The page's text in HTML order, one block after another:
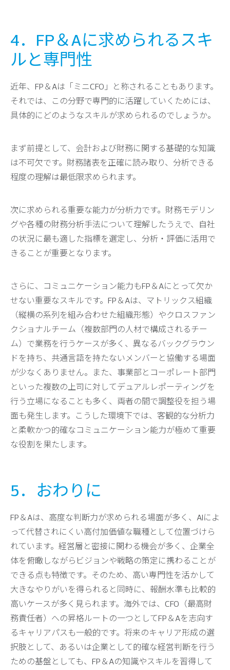
4．FP＆Aに求められるスキ
ルと専門性
近年、FP＆Aは「ミニCFO」と称されることもあります。
それでは、この分野で専門的に活躍していくためには、
具体的にどのようなスキルが求められるのでしょうか。
まず前提として、会計および財務に関する基礎的な知識
は不可欠です。財務諸表を正確に読み取り、分析できる
程度の理解は最低限求められます。
次に求められる重要な能力が分析力です。財務モデリン
グや各種の財務分析手法について理解したうえで、自社
の状況に最も適した指標を選定し、分析・評価に活用で
きることが重要となります。
さらに、コミュニケーション能力もFP＆Aにとって欠か
せない重要なスキルです。FP＆Aは、マトリックス組織
（縦横の系列を組み合わせた組織形態）やクロスファン
クショナルチーム（複数部門の人材で構成されるチー
ム）で業務を行うケースが多く、異なるバックグラウン
ドを持ち、共通言語を持たないメンバーと協働する場面
が少なくありません。また、事業部とコーポレート部門
といった複数の上司に対してデュアルレポーティングを
行う立場になることも多く、両者の間で調整役を担う場
面も発生します。こうした環境下では、客観的な分析力
と柔軟かつ的確なコミュニケーション能力が極めて重要
な役割を果たします。
5．おわりに
FP＆Aは、高度な判断力が求められる場面が多く、AIによ
って代替されにくい高付加価値な職種として位置づけら
れています。経営層と密接に関わる機会が多く、企業全
体を俯瞰しながらビジョンや戦略の策定に携わることが
できる点も特徴です。そのため、高い専門性を活かして
大きなやりがいを得られると同時に、報酬水準も比較的
高いケースが多く見られます。海外では、CFO（最高財
務責任者）への昇格ルートの一つとしてFP＆Aを志向す
るキャリアパスも一般的です。将来のキャリア形成の選
択肢として、あるいは企業として的確な経営判断を行う
ための基盤としても、FP＆Aの知識やスキルを習得して